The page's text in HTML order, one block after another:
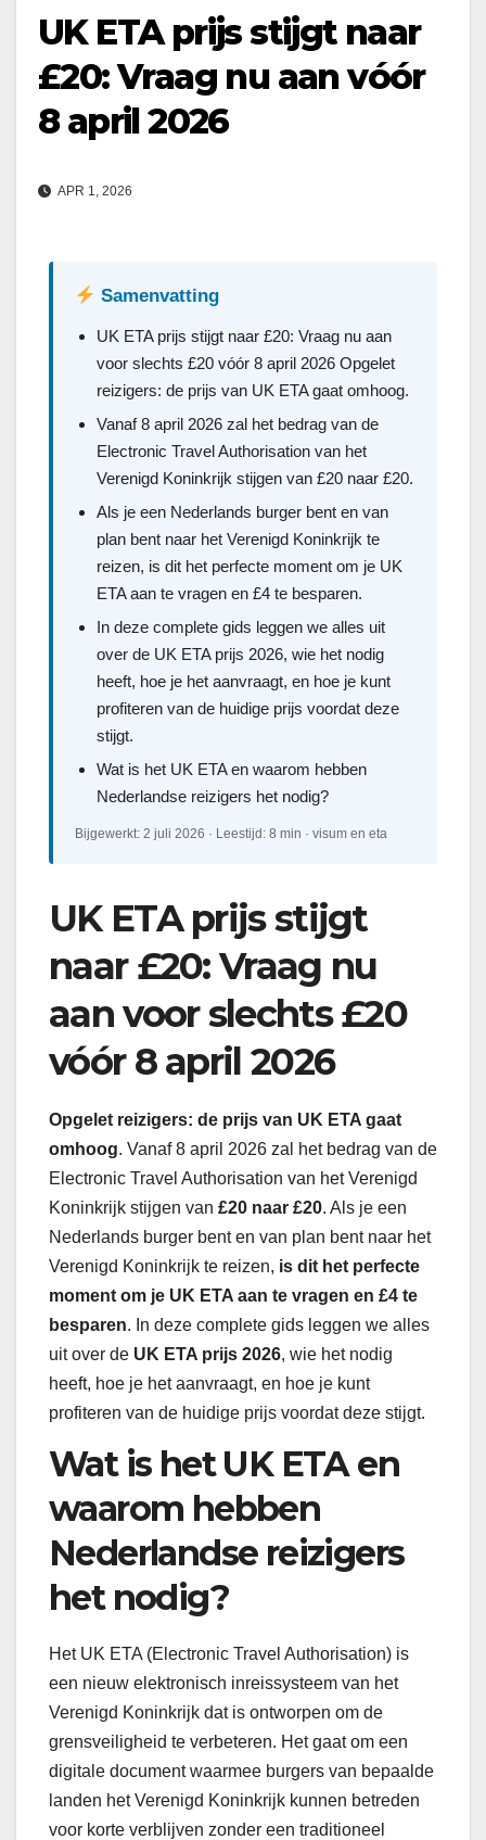
UK ETA prijs stijgt naar
£20: Vraag nu aan vóór
8 april 2026
APR 1, 2026
Samenvatting
UK ETA prijs stijgt naar £20: Vraag nu aan
voor slechts £20 vóór 8 april 2026 Opgelet
reizigers: de prijs van UK ETA gaat omhoog.
Vanaf 8 april 2026 zal het bedrag van de
Electronic Travel Authorisation van het
Verenigd Koninkrijk stijgen van £20 naar £20.
Als je een Nederlands burger bent en van
plan bent naar het Verenigd Koninkrijk te
reizen, is dit het perfecte moment om je UK
ETA aan te vragen en £4 te besparen.
In deze complete gids leggen we alles uit
over de UK ETA prijs 2026, wie het nodig
heeft, hoe je het aanvraagt, en hoe je kunt
profiteren van de huidige prijs voordat deze
stijgt.
Wat is het UK ETA en waarom hebben
Nederlandse reizigers het nodig?
Bijgewerkt: 2 juli 2026 · Leestijd: 8 min · visum en eta
UK ETA prijs stijgt
naar £20: Vraag nu
aan voor slechts £20
vóór 8 april 2026
Opgelet reizigers: de prijs van UK ETA gaat
omhoog. Vanaf 8 april 2026 zal het bedrag van de
Electronic Travel Authorisation van het Verenigd
Koninkrijk stijgen van £20 naar £20. Als je een
Nederlands burger bent en van plan bent naar het
Verenigd Koninkrijk te reizen, is dit het perfecte
moment om je UK ETA aan te vragen en £4 te
besparen. In deze complete gids leggen we alles
uit over de UK ETA prijs 2026, wie het nodig
heeft, hoe je het aanvraagt, en hoe je kunt
profiteren van de huidige prijs voordat deze stijgt.
Wat is het UK ETA en
waarom hebben
Nederlandse reizigers
het nodig?
Het UK ETA (Electronic Travel Authorisation) is
een nieuw elektronisch inreissysteem van het
Verenigd Koninkrijk dat is ontworpen om de
grensveiligheid te verbeteren. Het gaat om een
digitale document waarmee burgers van bepaalde
landen het Verenigd Koninkrijk kunnen betreden
voor korte verblijven zonder een traditioneel